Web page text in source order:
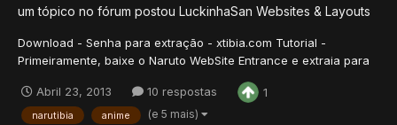
um tópico no fórum postou LuckinhaSan Websites & Layouts
Download - Senha para extração - xtibia.com Tutorial -
Primeiramente, baixe o Naruto WebSite Entrance e extraia para
htdocs. Crie uma pasta com o nome do site, e mova todos os
arquivos do seu WebSite para esta pasta....
Abril 23, 2013 10 respostas 1
narutibia anime (e 5 mais)